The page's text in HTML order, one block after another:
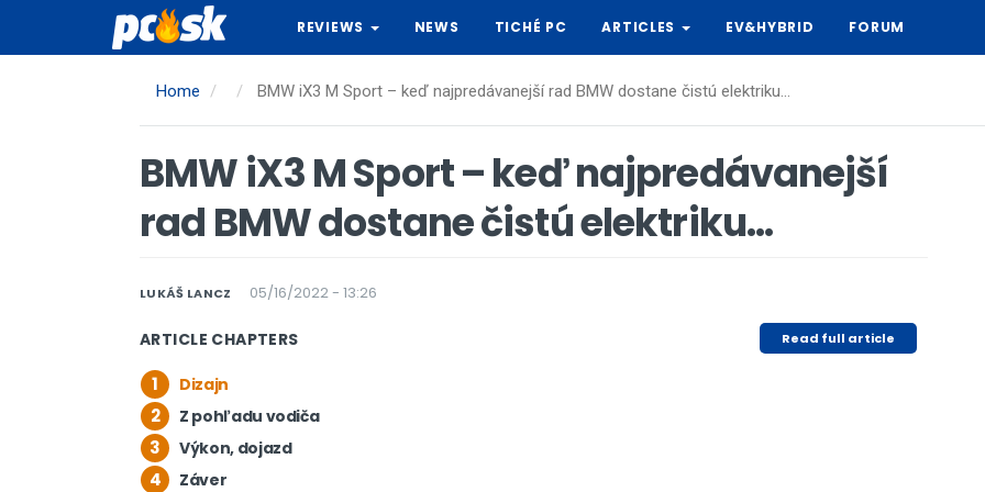
main
REVIEWS NEWS TICHÉ PC ARTICLES EV&HYBRID FORUM
Home BMW iX3 M Sport – keď najpredávanejší rad BMW dostane čistú elektriku…
BMW iX3 M Sport – keď najpredávanejší
rad BMW dostane čistú elektriku…
LUKÁŠ LANCZ 05/16/2022 - 13:26
ARTICLE CHAPTERS Read full article
1 Dizajn
2 Z pohľadu vodiča
3 Výkon, dojazd
4 Záver